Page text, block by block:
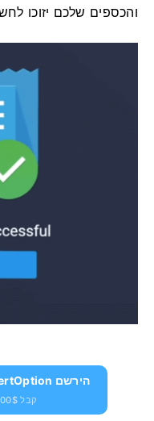
והכספים שלכם יזוכו
הירשם ExpertOption וקבל 10,000 $ בחינם
קבל 10,000$ בחינם למתחילים